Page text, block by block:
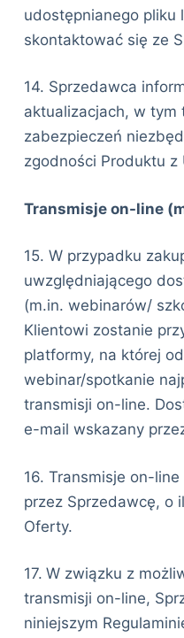
udostępnianego pliku
skontaktować się ze
14. Sprzedawca
aktualizacjach, w tym
zabezpieczeń
zgodności Produktu z
Transmisje on-line
15. W przypadku
uwzględniającego
(m.in. webinarów/
Klientowi zostanie
platformy, na której
webinar/spotkanie
transmisji on-line.
e-mail wskazany
16. Transmisje on-
przez Sprzedawcę, o
Oferty.
17. W związku z
transmisji on-line,
niniejszym